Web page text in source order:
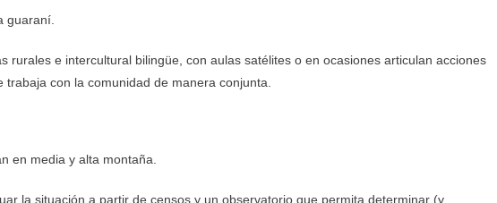
guaraní.
e intercultural bilingüe, con aulas satélites o en ocasiones articulan acciones
con la comunidad de manera conjunta.
en media y alta montaña.
la situación a partir de censos y un observatorio que permita determinar (y